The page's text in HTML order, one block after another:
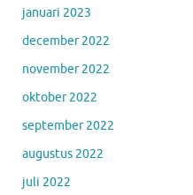
januari 2023
december 2022
november 2022
oktober 2022
september 2022
augustus 2022
juli 2022